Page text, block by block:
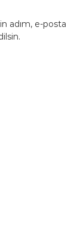
adım, e-posta